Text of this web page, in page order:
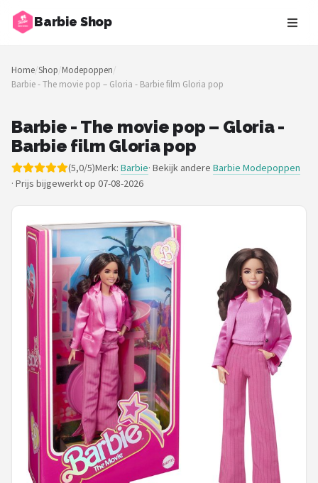
Barbie Shop
Zoeken
NAVIGATIE
Merken
Blog
Barbies
Poppen
Meubeltjes
Shop
POPULAIRE MERKEN
Barbie
Paola Reina
Mattel
Götz
Home/Shop/Modepoppen/
Barbie - The movie pop – Gloria - Barbie film Gloria pop
Barbie - The movie pop – Gloria -
Barbie film Gloria pop
(5,0/5)Merk: Barbie· Bekijk andere Barbie Modepoppen
· Prijs bijgewerkt op 07-08-2026